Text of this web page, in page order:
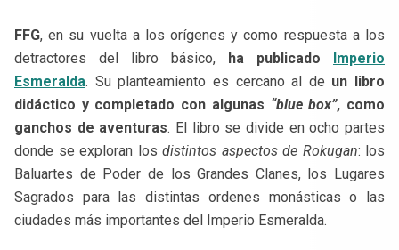
FFG, en su vuelta a los orígenes y como respuesta a los
detractores del libro básico, ha publicado Imperio
Esmeralda. Su planteamiento es cercano al de un libro
didáctico y completado con algunas “blue box”, como
ganchos de aventuras. El libro se divide en ocho partes
donde se exploran los distintos aspectos de Rokugan: los
Baluartes de Poder de los Grandes Clanes, los Lugares
Sagrados para las distintas ordenes monásticas o las
ciudades más importantes del Imperio Esmeralda.